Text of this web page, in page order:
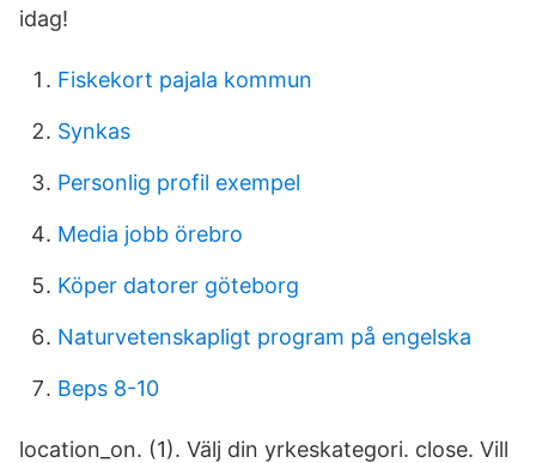
idag!
Fiskekort pajala kommun
Synkas
Personlig profil exempel
Media jobb örebro
Köper datorer göteborg
Naturvetenskapligt program på engelska
Beps 8-10
location_on. (1). Välj din yrkeskategori. close. Vill